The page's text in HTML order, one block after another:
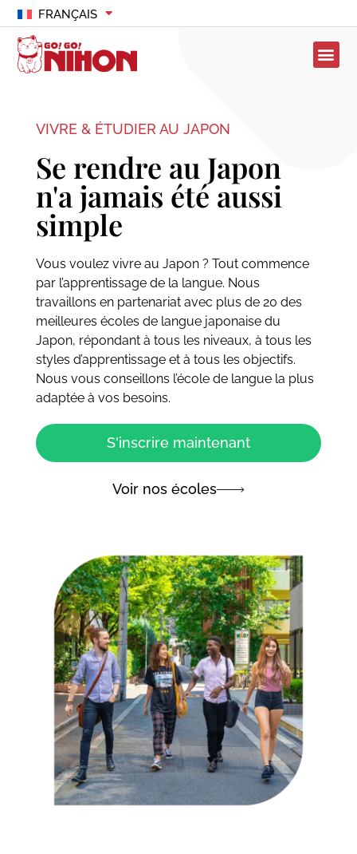
FRANÇAIS
VIVRE & ÉTUDIER AU JAPON
Se rendre au Japon
n'a jamais été aussi
simple
Vous voulez vivre au Japon ? Tout commence
par l’apprentissage de la langue. Nous
travaillons en partenariat avec plus de 20 des
meilleures écoles de langue japonaise du
Japon, répondant à tous les niveaux, à tous les
styles d’apprentissage et à tous les objectifs.
Nous vous conseillons l’école de langue la plus
adaptée à vos besoins.
S'inscrire maintenant
Voir nos écoles